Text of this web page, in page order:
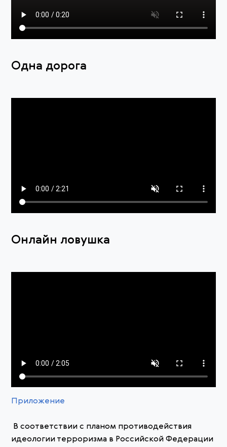
Одна дорога
Онлайн ловушка
Приложение
В соответствии с планом противодействия
идеологии терроризма в Российской Федерации